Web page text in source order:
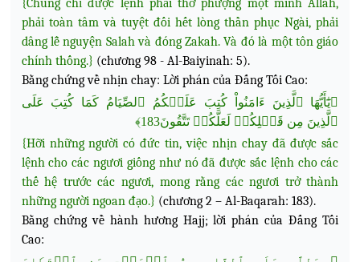
{Chúng chỉ được lệnh phải thờ phượng một mình Allah,
phải toàn tâm và tuyệt đối hết lòng thần phục Ngài, phải
dâng lễ nguyện Salah và đóng Zakah. Và đó là một tôn giáo
chính thống.} (chương 98 - Al-Baiyinah: 5).
Bằng chứng về nhịn chay: Lời phán của Đấng Tối Cao:
﴿يَٰٓأَيُّهَا ٱلَّذِينَ ءَامَنُواْ كُتِبَ عَلَيۡكُمُ ٱلصِّيَامُ كَمَا كُتِبَ عَلَى
ٱلَّذِينَ مِن قَبۡلِكُمۡ لَعَلَّكُمۡ تَتَّقُونَ183﴾
{Hỡi những người có đức tin, việc nhịn chay đã được sắc
lệnh cho các ngươi giống như nó đã được sắc lệnh cho các
thế hệ trước các ngươi, mong rằng các ngươi trở thành
những người ngoan đạo.} (chương 2 – Al-Baqarah: 183).
Bằng chứng về hành hương Hajj; lời phán của Đấng Tối
Cao: